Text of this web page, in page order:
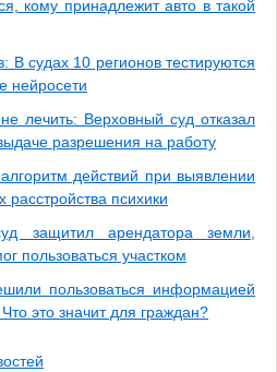
кому принадлежит авто в такой
В судах 10 регионов тестируются
нейросети
лечить: Верховный суд отказал
разрешения на работу
действий при выявлении
расстройства психики
защитил арендатора земли,
пользоваться участком
пользоваться информацией
это значит для граждан?